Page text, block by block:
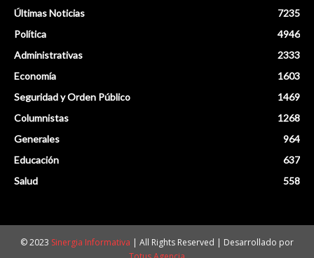
Últimas Noticias
7235
Política
4946
Administrativas
2333
Economía
1603
Seguridad y Orden Público
1469
Columnistas
1268
Generales
964
Educación
637
Salud
558
© 2023 Sinergia Informativa | All Rights Reserved | Desarrollado por